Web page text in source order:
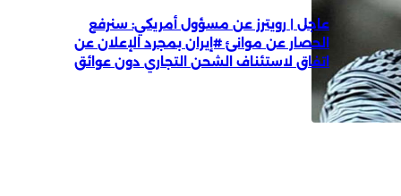
عاجل | رويترز عن مسؤول أمريكي: سنرفع
الحصار عن موانئ #إيران بمجرد الإعلان عن
اتفاق لاستئناف الشحن التجاري دون عوائق